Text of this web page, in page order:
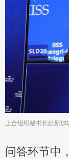
上合组织秘书长赴新
问答环节中